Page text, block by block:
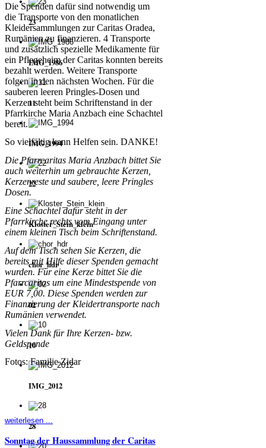
23
IMG_1986
11
IMG_1994
22
Kloster_Stein_klein
chor_hdr
02
10
IMG_2012
28
Die Spenden dafür sind notwendig um
die Transporte von den monatlichen
Kleidersammlungen zur Caritas Oradea,
Rumänien zu finanzieren. 4 Transporte
und zusätzlich spezielle Medikamente für
ein Pflegeheim der Caritas konnten bereits
bezahlt werden. Weitere Transporte
folgen in den nächsten Wochen. Für die
sauberen leeren Pringles-Dosen und
Kerzen steht beim Schriftenstand in der
Pfarrkirche Maria Anzbach eine Schachtel
bereit.
So vielfältig kann Helfen sein. DANKE!
Die Pfarrcaritas Maria Anzbach bittet Sie
auch weiterhin um gebrauchte Kerzen,
Kerzenreste und saubere, leere Pringles
Dosen.
Eine Schachtel dafür steht in der
Pfarrkirche rechts vom Eingang unter
einem kleinen Tisch beim Schriftenstand.
Auf dem Tisch sehen Sie Kerzen, die
bereits mit Hilfe dieser Spenden gemacht
wurden. Für eine Kerze bittet Sie die
Pfarrcaritas um eine Mindestspende von
EUR 7,00. Diese Spenden werden zur
Finanzierung der Kleidertransporte nach
Rumänien verwendet.
Vielen Dank für Ihre Kerzen- bzw.
Geldspende
Fotos: Familie Zidar
weiterlesen ...
Sonntag der Haussammlung der Caritas